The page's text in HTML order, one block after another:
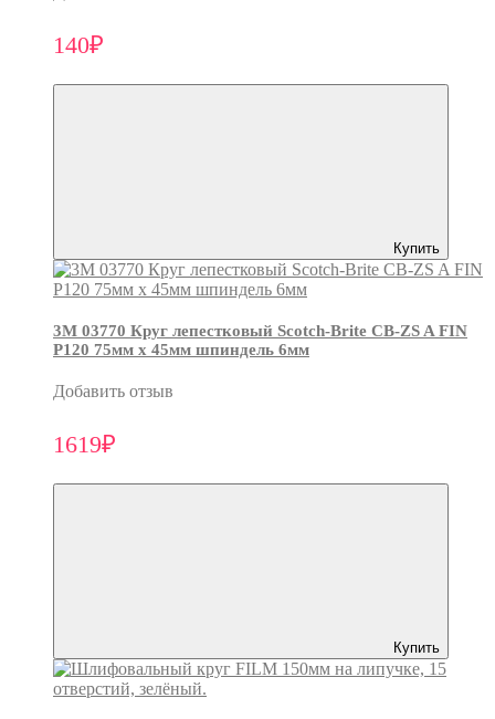
140₽
Купить
3М 03770 Круг лепестковый Scotch-Brite CB-ZS A FIN
P120 75мм х 45мм шпиндель 6мм
Добавить отзыв
1619₽
Купить